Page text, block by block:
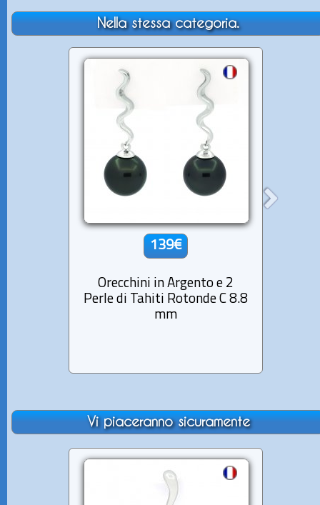
Nella stessa categoria.
139€
Orecchini in Argento e 2
Perle di Tahiti Rotonde C 8.8
mm
Vi piaceranno sicuramente